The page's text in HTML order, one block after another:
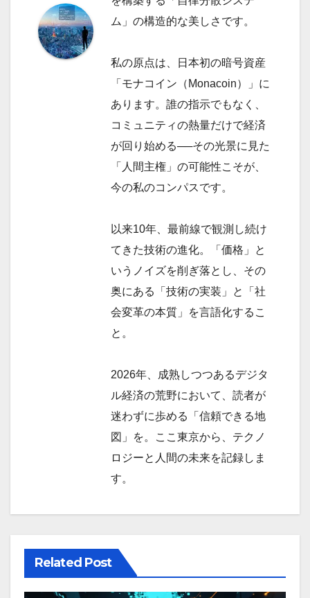
ム」の構造的な美しさです。
私の原点は、日本初の暗号資産
「モナコイン（Monacoin）」に
あります。誰の指示でもなく、
コミュニティの熱量だけで経済
が回り始める──その光景に見た
「人間主権」の可能性こそが、
今の私のコンパスです。
以来10年、最前線で観測し続け
てきた技術の進化。「価格」と
いうノイズを削ぎ落とし、その
奥にある「技術の実装」と「社
会変革の本質」を言語化するこ
と。
2026年、成熟しつつあるデジタ
ル経済の荒野において、読者が
迷わずに歩める「信頼できる地
図」を。ここ東京から、テクノ
ロジーと人間の未来を記録しま
す。
Related Post